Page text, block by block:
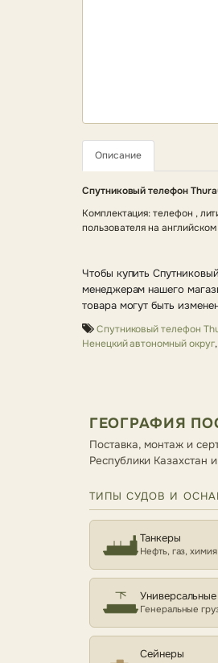
Описание
Спутниковый телефон
Комплектация: телефон ,
пользователя на английском
Чтобы купить
менеджерам нашего
товара могут быть
Спутниковый телефон
Ненецкий автономный округ
ГЕОГРАФИЯ
Поставка, монтаж и
Республики
ТИПЫ СУДОВ И
Танкеры
Нефть, газ, химия
Универсальные
Генеральные
Сейнеры